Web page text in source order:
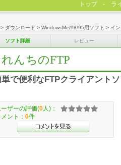
ダウンロード > WindowsMe/98/95用ソフト > イ
ソフト詳細 レビュー
んちのFTP
で便利なFTPクライアントソ
ーザーの評価(0 人)：
メント： 0件
トップ ラ